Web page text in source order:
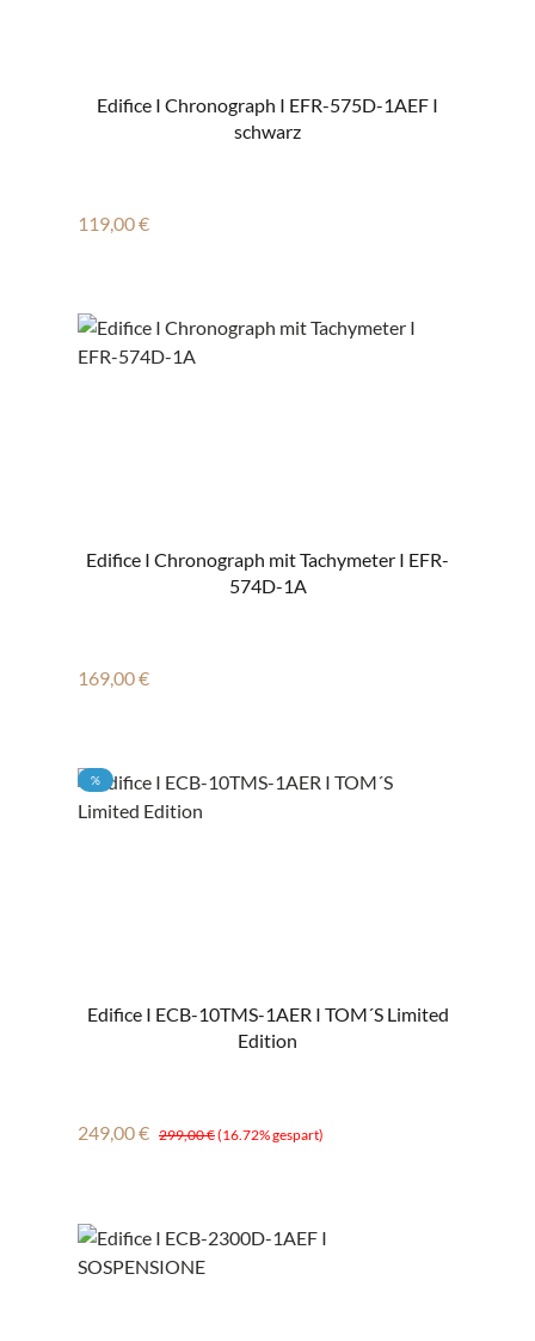
Edifice I Chronograph I EFR-575D-1AEF I
schwarz
Regulärer Preis:
119,00 €
Edifice I Chronograph mit Tachymeter I EFR-
574D-1A
Regulärer Preis:
169,00 €
RABATT
%
Edifice I ECB-10TMS-1AER I TOM´S Limited
Edition
Verkaufspreis:
249,00 € Regulärer Preis:
299,00 €(16.72% gespart)